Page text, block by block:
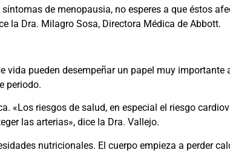
de menopausia, no esperes a que éstos
la Dra. Milagro Sosa, Directora Médica de Abbott.
vida pueden desempeñar un papel muy
periodo.
«Los riesgos de salud, en especial el riesgo
las arterias», dice la Dra. Vallejo.
nutricionales. El cuerpo empieza a perder